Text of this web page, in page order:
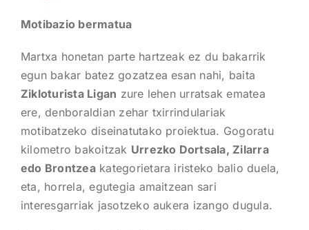
Motibazio bermatua
Martxa honetan parte hartzeak ez du bakarrik
egun bakar batez gozatzea esan nahi, baita
Zikloturista Ligan zure lehen urratsak ematea
ere, denboraldian zehar txirrindulariak
motibatzeko diseinatutako proiektua. Gogoratu
kilometro bakoitzak Urrezko Dortsala, Zilarra
edo Brontzeakategorietara iristeko balio duela,
eta, horrela, egutegia amaitzean sari
interesgarriak jasotzeko aukera izango dugula.